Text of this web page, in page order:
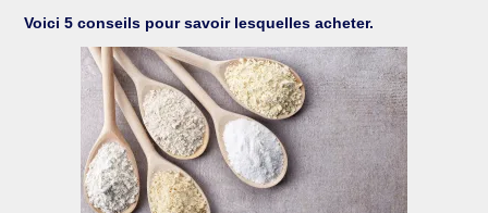
Voici 5 conseils pour savoir lesquelles acheter.